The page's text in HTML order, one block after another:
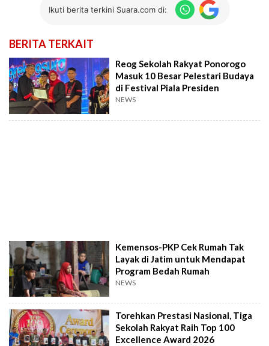
Ikuti berita terkini Suara.com di:
BERITA TERKAIT
Reog Sekolah Rakyat Ponorogo
Masuk 10 Besar Pelestari Budaya
di Festival Piala Presiden
NEWS
Kemensos-PKP Cek Rumah Tak
Layak di Jatim untuk Mendapat
Program Bedah Rumah
NEWS
Torehkan Prestasi Nasional, Tiga
Sekolah Rakyat Raih Top 100
Excellence Award 2026